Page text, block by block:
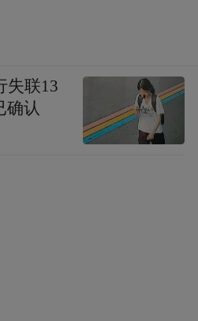
Hao, which is a social media
information storage
失联13
确认